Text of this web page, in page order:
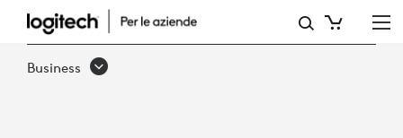
CON
L’INCREMENTO
Business